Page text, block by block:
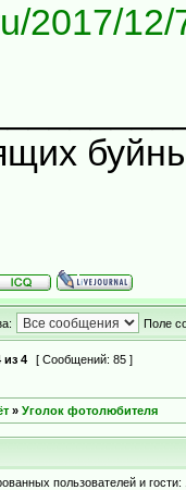
2017/12/
Поле
из 4 [ Сообщений: 85 ]
» Уголок фотолюбителя
пользователей и гости: